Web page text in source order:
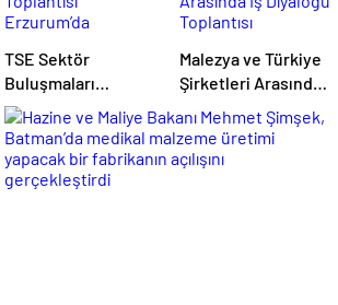
TSE Sektör
Buluşmaları
Toplantısı
Erzurum’da
Gerçekleştirildi
Malezya ve Türkiye
Şirketleri Arasında
İş Diyaloğu
Toplantısı
Gerçekleştirildi